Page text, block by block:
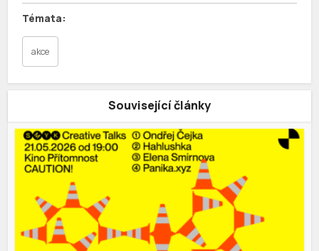
akce
Související články